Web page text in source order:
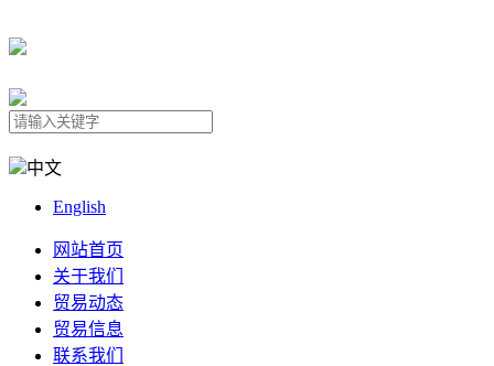
中文
English
网站首页
关于我们
贸易动态
贸易信息
联系我们